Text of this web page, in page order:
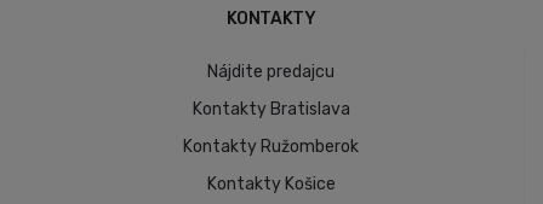
KONTAKTY
Nájdite predajcu
Kontakty Bratislava
Kontakty Ružomberok
Kontakty Košice